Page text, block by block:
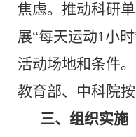
焦虑。推动科研
展“每天运动1小
活动场地和条件
教育部、中科院按
三、组织实施